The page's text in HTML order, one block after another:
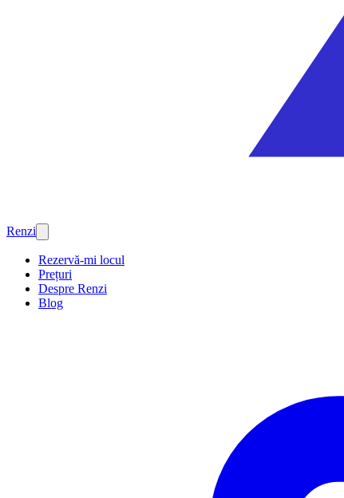
Renzi
Rezervă-mi locul
Prețuri
Despre Renzi
Blog